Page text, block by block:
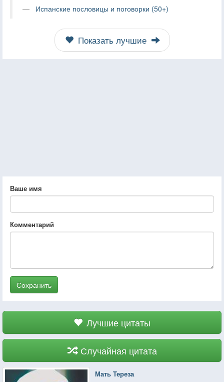
Испанские пословицы и поговорки (50+)
Показать лучшие
Ваше имя
Комментарий
Сохранить
Лучшие цитаты
Случайная цитата
Мать Тереза